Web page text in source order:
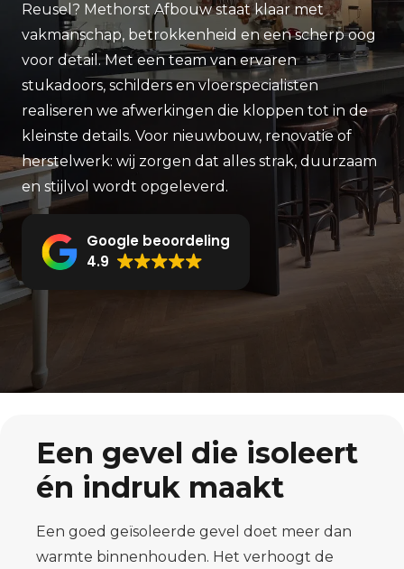
Reusel? Methorst Afbouw staat klaar met
vakmanschap, betrokkenheid en een scherp oog
voor detail. Met een team van ervaren
stukadoors, schilders en vloerspecialisten
realiseren we afwerkingen die kloppen tot in de
kleinste details. Voor nieuwbouw, renovatie of
herstelwerk: wij zorgen dat alles strak, duurzaam
en stijlvol wordt opgeleverd.
Google beoordeling
4.9
Een gevel die isoleert
én indruk maakt
Een goed geïsoleerde gevel doet meer dan
warmte binnenhouden. Het verhoogt de